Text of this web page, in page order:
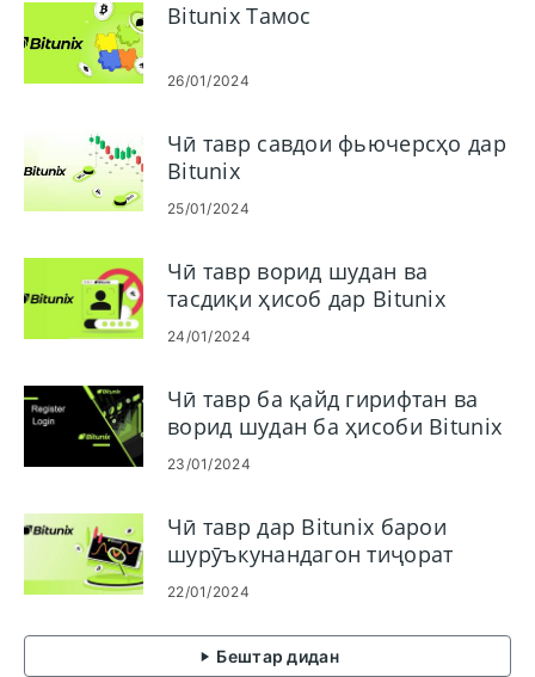
Bitunix Тамос
26/01/2024
Чӣ тавр савдои фьючерсҳо дар
Bitunix
25/01/2024
Чӣ тавр ворид шудан ва
тасдиқи ҳисоб дар Bitunix
24/01/2024
Чӣ тавр ба қайд гирифтан ва
ворид шудан ба ҳисоби Bitunix
23/01/2024
Чӣ тавр дар Bitunix барои
шурӯъкунандагон тиҷорат
кардан мумкин аст
22/01/2024
Бештар дидан